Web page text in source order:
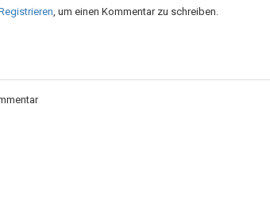
, um einen Kommentar zu schreiben.